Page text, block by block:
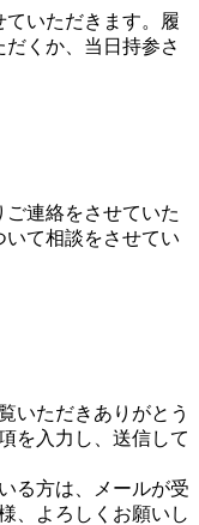
ていただきます。履
くか、当日持参さ
連絡をさせていた
て相談をさせてい
いただきありがとう
を入力し、送信して
る方は、メールが受
、よろしくお願いし